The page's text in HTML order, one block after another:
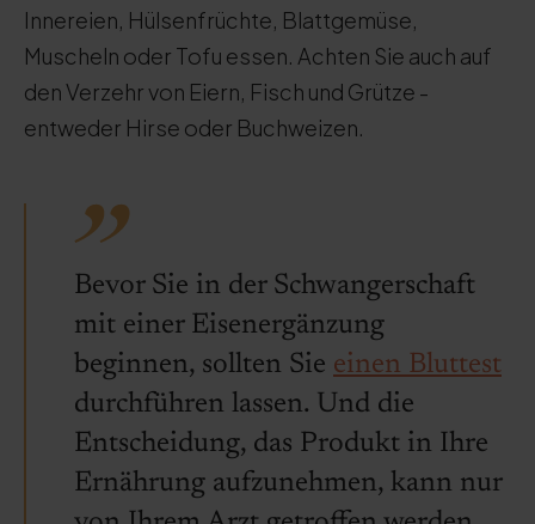
Innereien, Hülsenfrüchte, Blattgemüse,
Muscheln oder Tofu essen. Achten Sie auch auf
den Verzehr von Eiern, Fisch und Grütze -
entweder Hirse oder Buchweizen.
Bevor Sie in der Schwangerschaft
mit einer Eisenergänzung
beginnen, sollten Sie einen Bluttest
durchführen lassen. Und die
Entscheidung, das Produkt in Ihre
Ernährung aufzunehmen, kann nur